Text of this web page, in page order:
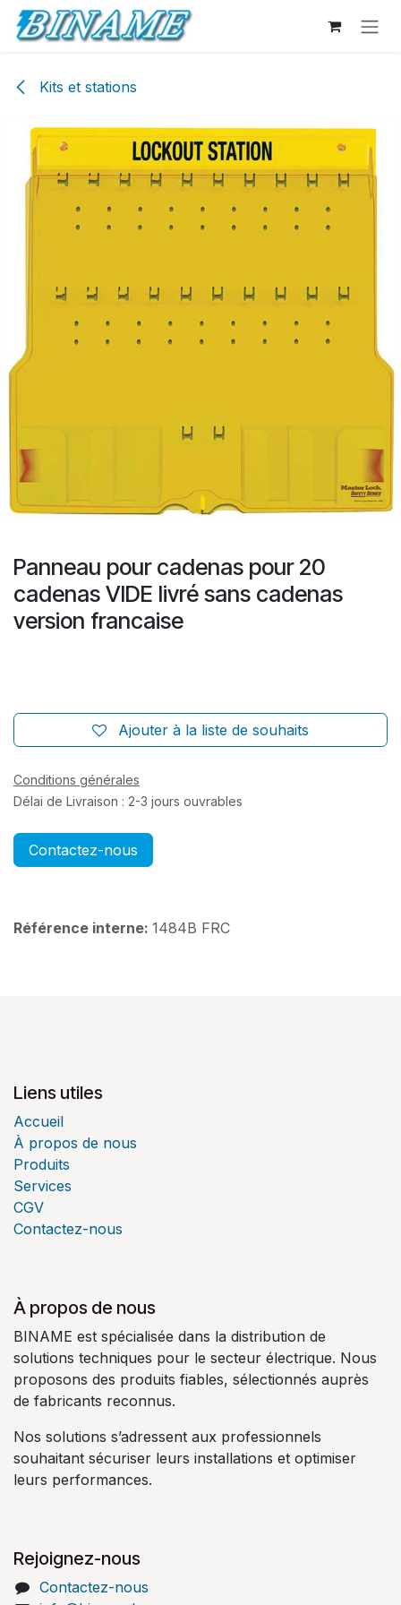
Se rendre au contenu
Kits et stations
Panneau pour cadenas pour 20
cadenas VIDE livré sans cadenas
version francaise
Ajouter à la liste de souhaits
Conditions générales
Délai de Livraison : 2-3 jours ouvrables
Contactez-nous
Référence interne: 1484B FRC
Liens utiles
Accueil
À propos de nous
Produits
Services
CGV
Contactez-nous
À propos de nous
BINAME est spécialisée dans la distribution de
solutions techniques pour le secteur électrique. Nous
proposons des produits fiables, sélectionnés auprès
de fabricants reconnus.
Nos solutions s’adressent aux professionnels
souhaitant sécuriser leurs installations et optimiser
leurs performances.
Rejoignez-nous
Contactez-nous